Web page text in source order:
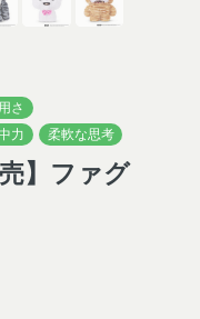
さ
力 柔軟な思考
】ファグ